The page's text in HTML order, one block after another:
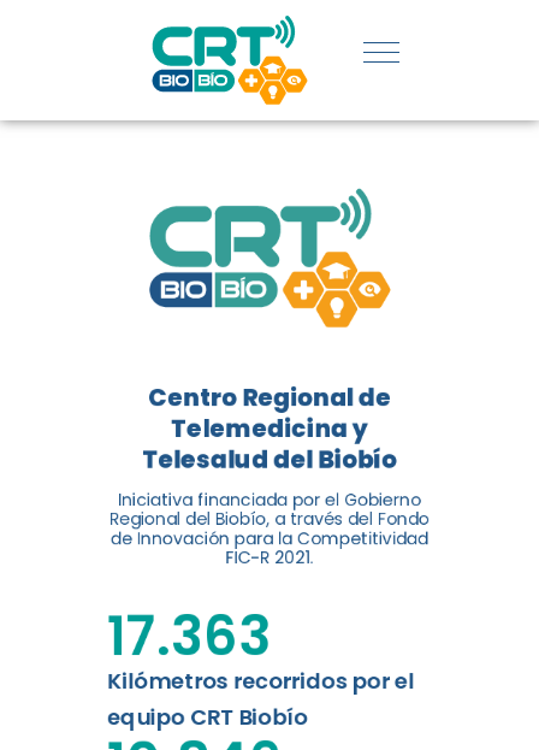
REGIÓN:
CONOCE
LOGROS
DE CRT
BIOBÍO
El Centro Regional de
Telemedicina y Telesalud del
Biobío presenta el balance de
tres años acercando la salud
digital a los habitantes...
Leer más
Centro Regional de
Telemedicina y
Telesalud del Biobío
Iniciativa financiada por el Gobierno
Regional del Biobío, a través del Fondo
de Innovación para la Competitividad
FIC-R 2021.
Kilómetros recorridos por el
equipo CRT Biobío
17.363